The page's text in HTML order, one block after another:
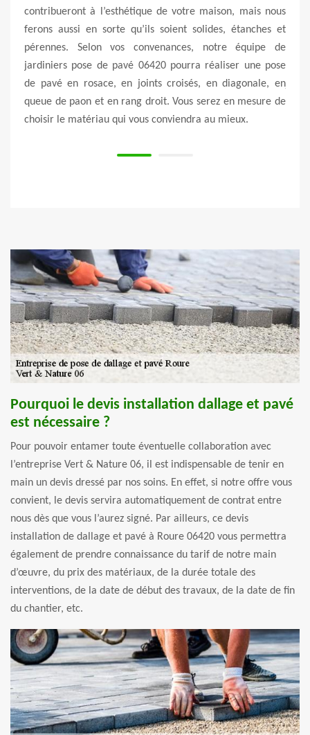
contribueront à l’esthétique de votre maison, mais nous
ferons aussi en sorte qu’ils soient solides, étanches et
pérennes. Selon vos convenances, notre équipe de
jardiniers pose de pavé 06420 pourra réaliser une pose
de pavé en rosace, en joints croisés, en diagonale, en
queue de paon et en rang droit. Vous serez en mesure de
choisir le matériau qui vous conviendra au mieux.
Pourquoi le devis installation dallage et pavé
est nécessaire ?
Pour pouvoir entamer toute éventuelle collaboration avec
l’entreprise Vert & Nature 06, il est indispensable de tenir en
main un devis dressé par nos soins. En effet, si notre offre vous
convient, le devis servira automatiquement de contrat entre
nous dès que vous l’aurez signé. Par ailleurs, ce devis
installation de dallage et pavé à Roure 06420 vous permettra
également de prendre connaissance du tarif de notre main
d’œuvre, du prix des matériaux, de la durée totale des
interventions, de la date de début des travaux, de la date de fin
du chantier, etc.